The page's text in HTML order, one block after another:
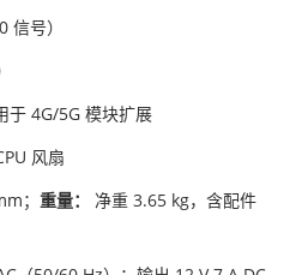
号）
于 4G/5G 模块扩展
风扇
； 重量：
净重 3.65 kg，含配件